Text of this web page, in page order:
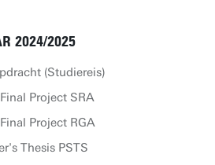
2024/2025
(Studiereis)
Project SRA
Project RGA
Thesis PSTS